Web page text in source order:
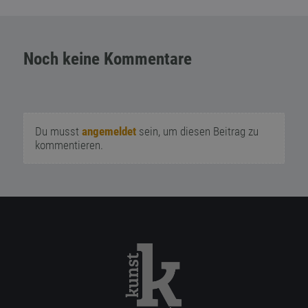
Noch keine Kommentare
Du musst angemeldetsein, um diesen Beitrag zu
kommentieren.